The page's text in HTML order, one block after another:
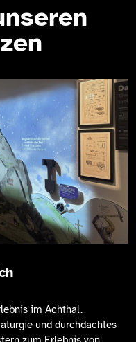
im Achthal.
und durchdachtes